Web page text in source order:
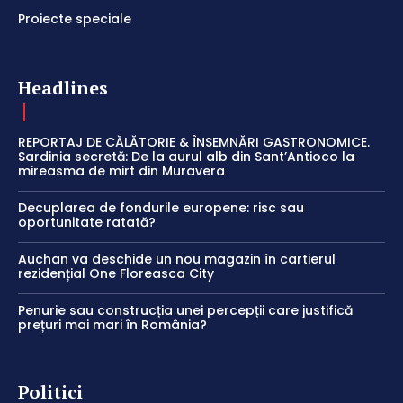
Proiecte speciale
Headlines
REPORTAJ DE CĂLĂTORIE & ÎNSEMNĂRI GASTRONOMICE.
Sardinia secretă: De la aurul alb din Sant’Antioco la
mireasma de mirt din Muravera
Decuplarea de fondurile europene: risc sau
oportunitate ratată?
Auchan va deschide un nou magazin în cartierul
rezidențial One Floreasca City
Penurie sau construcția unei percepții care justifică
prețuri mai mari în România?
Politici